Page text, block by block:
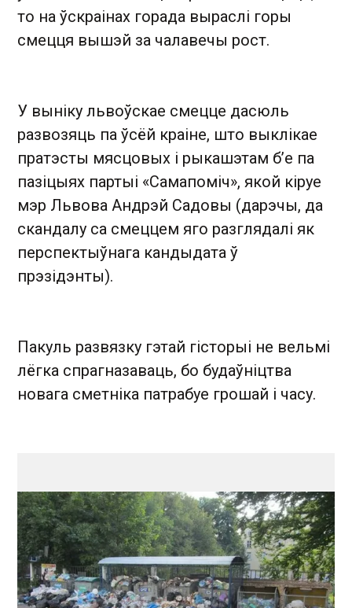
то на ўскраінах горада выраслі горы
смецця вышэй за чалавечы рост.
У выніку львоўскае смецце дасюль
развозяць па ўсёй краіне, што выклікае
пратэсты мясцовых і рыкашэтам б’е па
пазіцыях партыі «Самапоміч», якой кіруе
мэр Львова Андрэй Садовы (дарэчы, да
скандалу са смеццем яго разглядалі як
перспектыўнага кандыдата ў
прэзідэнты).
Пакуль развязку гэтай гісторыі не вельмі
лёгка спрагназаваць, бо будаўніцтва
новага сметніка патрабуе грошай і часу.